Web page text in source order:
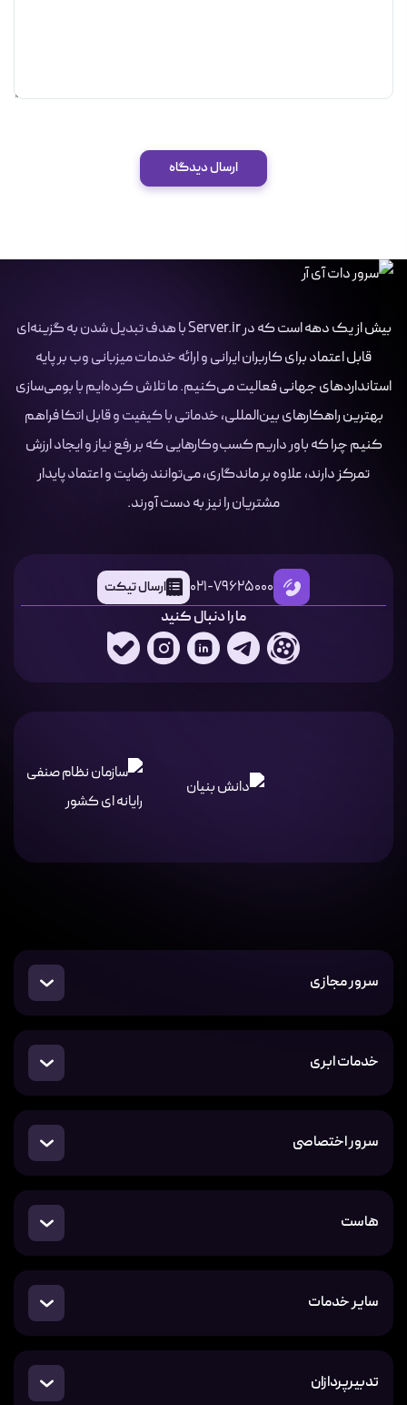
ارسال دیدگاه
بیش از یک دهه است که در Server.ir با هدف تبدیل شدن به گزینه‌ای
قابل اعتماد برای کاربران ایرانی و ارائه خدمات میزبانی وب بر پایه
استانداردهای جهانی فعالیت می‌کنیم. ما تلاش کرده‌ایم با بومی‌سازی
بهترین راهکارهای بین‌المللی، خدماتی با کیفیت و قابل اتکا فراهم
کنیم چرا که باور داریم کسب‌وکارهایی که بر رفع نیاز و ایجاد ارزش
تمرکز دارند، علاوه بر ماندگاری، می‌توانند رضایت و اعتماد پایدار
مشتریان را نیز به دست آورند.
021-79625000 ارسال تیکت
ما را دنبال کنید
سرور مجازی
خدمات ابری
سرور اختصاصی
هاست
سایر خدمات
تدبیرپردازان